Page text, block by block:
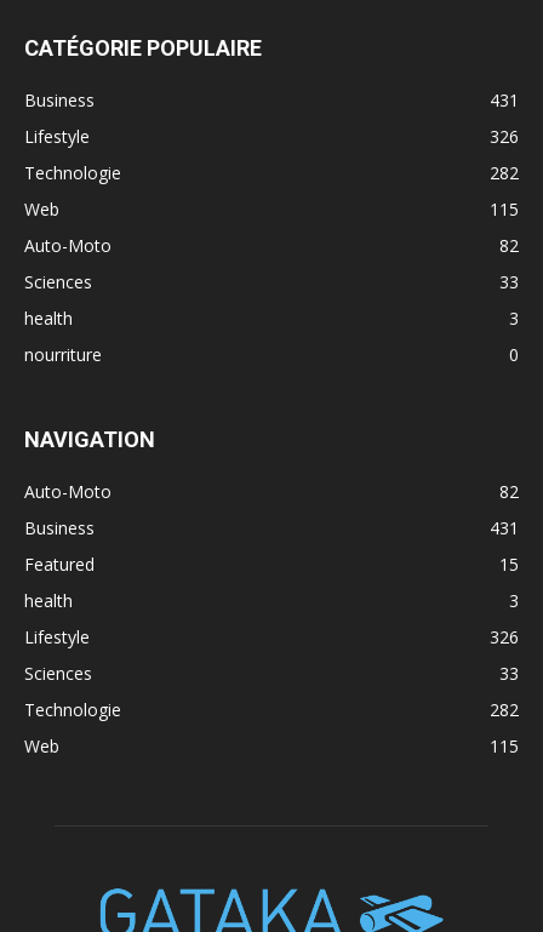
CATÉGORIE POPULAIRE
Business
431
Lifestyle
326
Technologie
282
Web
115
Auto-Moto
82
Sciences
33
health
3
nourriture
0
NAVIGATION
Auto-Moto
82
Business
431
Featured
15
health
3
Lifestyle
326
Sciences
33
Technologie
282
Web
115